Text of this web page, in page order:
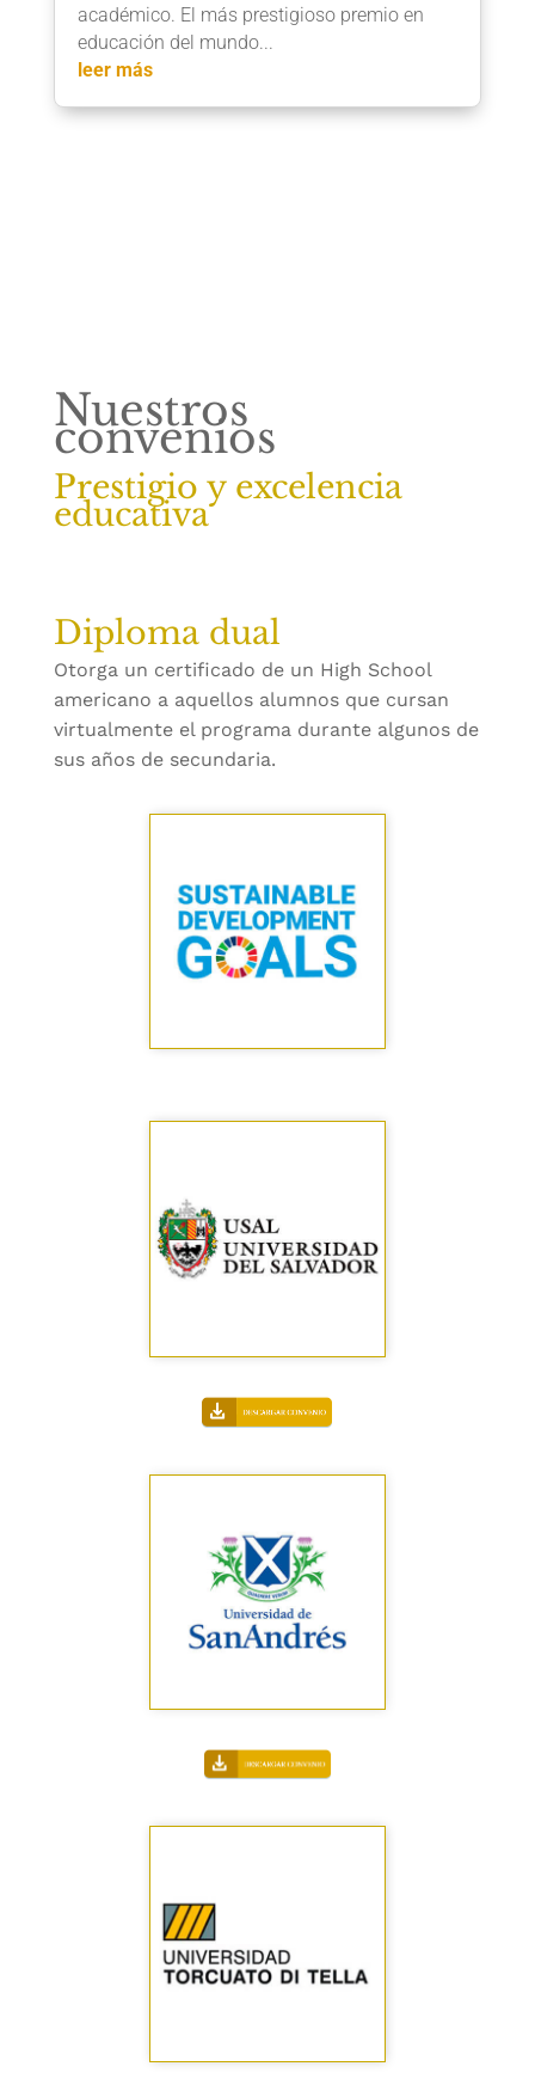
académico. El más prestigioso premio en
educación del mundo...
leer más
Nuestros
convenios
Prestigio y excelencia
educativa
Diploma dual
Otorga un certificado de un High School
americano a aquellos alumnos que cursan
virtualmente el programa durante algunos de
sus años de secundaria.